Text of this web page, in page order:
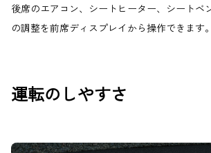
後席のエアコン、シートヒーター、シートベ
の調整を前席ディスプレイから操作できます。
運転のしやすさ